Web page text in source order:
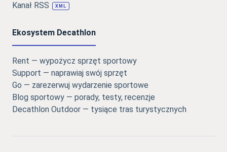
Kanał RSS
XML
Ekosystem Decathlon
Rent — wypożycz sprzęt sportowy
Support — naprawiaj swój sprzęt
Go — zarezerwuj wydarzenie sportowe
Blog sportowy — porady, testy, recenzje
Decathlon Outdoor — tysiące tras turystycznych